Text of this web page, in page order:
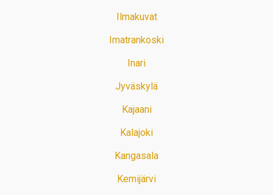
Ilmakuvat
Imatrankoski
Inari
Jyväskylä
Kajaani
Kalajoki
Kangasala
Kemijärvi